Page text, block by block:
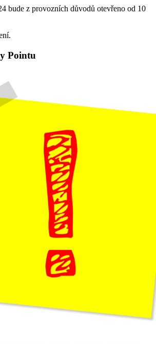
bude z provozních důvodů otevřeno od 10
Pointu